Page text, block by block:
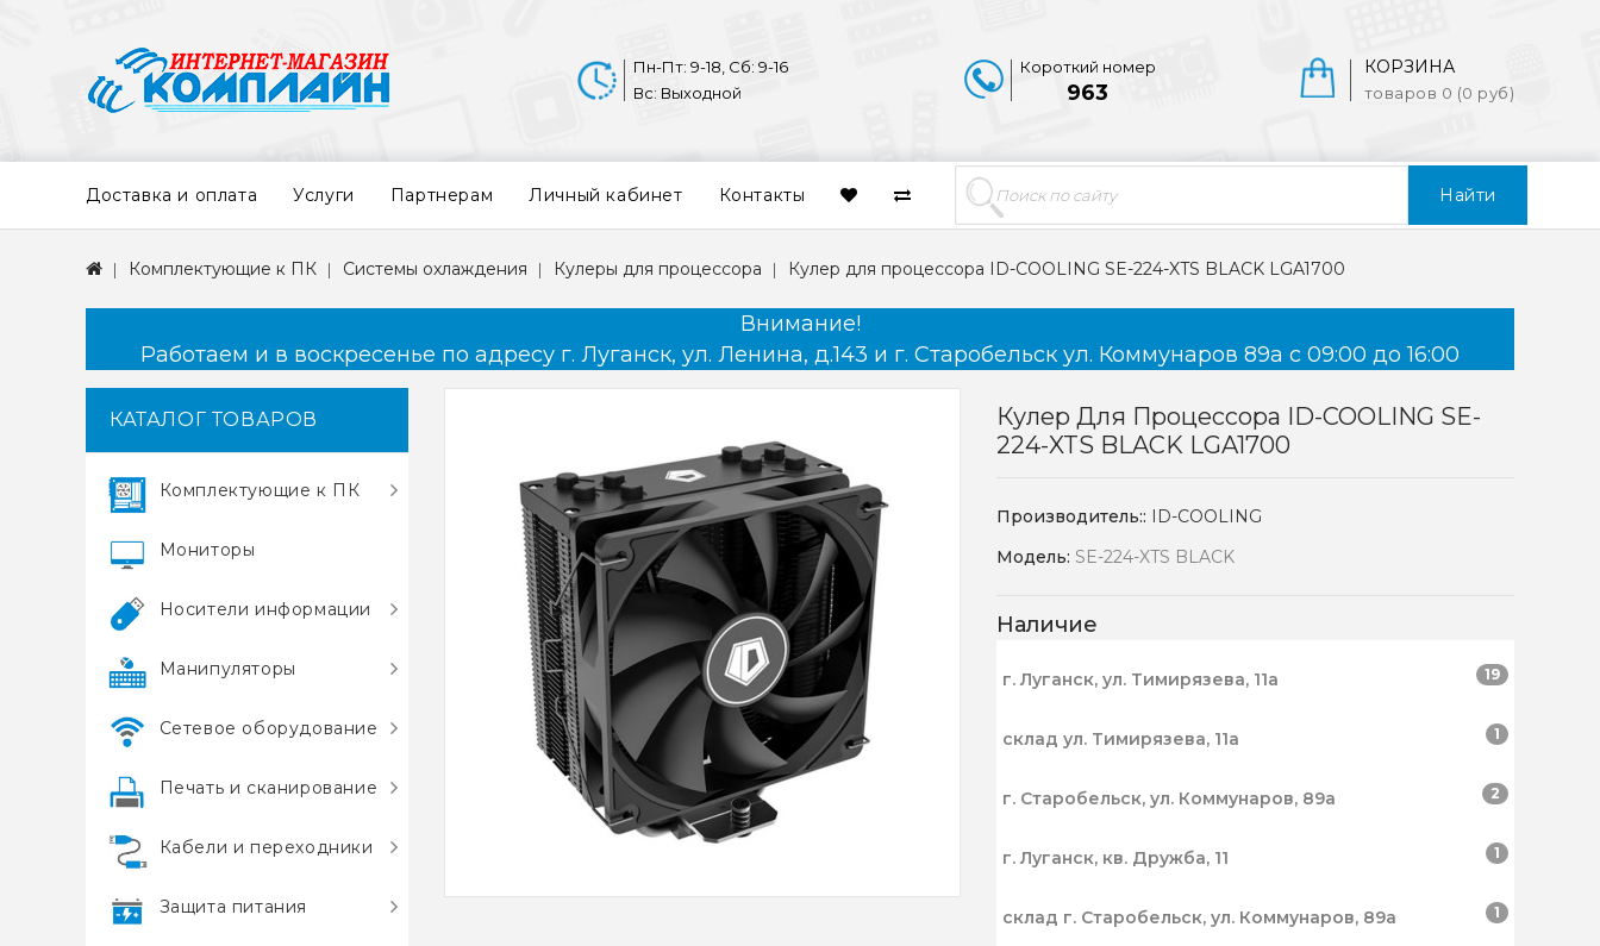
Найти
КОРЗИНА
товаров 0 (0 руб)
Короткий номер
963
Пн-Пт: 9-18, Сб: 9-16
Вс: Выходной
Доставка и оплата Услуги Партнерам Личный кабинет Контакты
Комплектующие к ПК Системы охлаждения Кулеры для процессора Кулер для процессора ID-COOLING SE-224-XTS BLACK LGA1700
Внимание!
Работаем и в воскресенье по адресу г. Луганск, ул. Ленина, д.143 и г. Старобельск ул. Коммунаров 89а с 09:00 до 16:00
КАТАЛОГ ТОВАРОВ
Комплектующие к ПК
Мониторы
Носители информации
Манипуляторы
Сетевое оборудование
Печать и сканирование
Кабели и переходники
Защита питания
Кулер Для Процессора ID-COOLING SE-
224-XTS BLACK LGA1700
Производитель:: ID-COOLING
Модель: SE-224-XTS BLACK
Наличие
г. Луганск, ул. Тимирязева, 11а 19
склад ул. Тимирязева, 11а 1
г. Старобельск, ул. Коммунаров, 89а 2
г. Луганск, кв. Дружба, 11 1
склад г. Старобельск, ул. Коммунаров, 89а 1